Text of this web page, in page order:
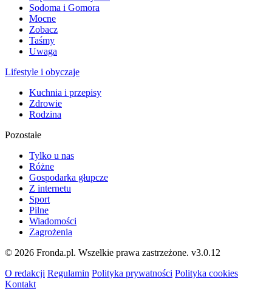
Sodoma i Gomora
Mocne
Zobacz
Taśmy
Uwaga
Lifestyle i obyczaje
Kuchnia i przepisy
Zdrowie
Rodzina
Pozostałe
Tylko u nas
Różne
Gospodarka głupcze
Z internetu
Sport
Pilne
Wiadomości
Zagrożenia
© 2026 Fronda.pl. Wszelkie prawa zastrzeżone. v3.0.12
O redakcji Regulamin Polityka prywatności Polityka cookies
Kontakt